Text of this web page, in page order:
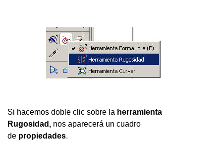
Si hacemos doble clic sobre la herramienta
Rugosidad, nos aparecerá un cuadro
de propiedades.